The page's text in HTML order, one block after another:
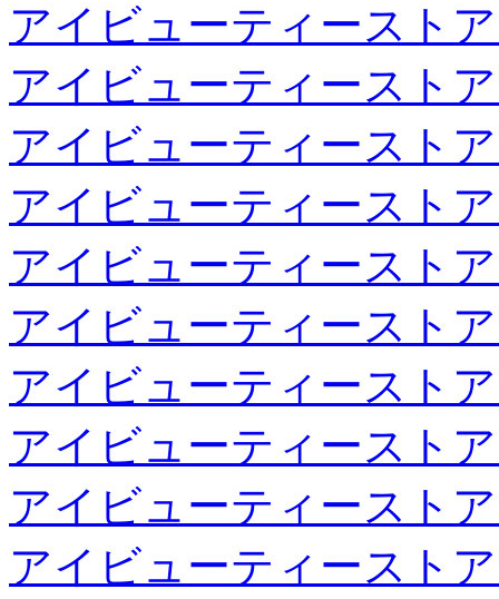
アイビューティースト
アイビューティースト
アイビューティースト
アイビューティースト
アイビューティースト
アイビューティースト
アイビューティースト
アイビューティースト
アイビューティースト
アイビューティースト